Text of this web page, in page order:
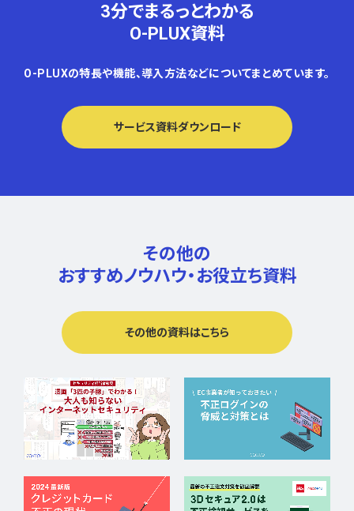
3分でまるっとわかる
O-PLUX資料
O-PLUXの特長や機能、導入方法などについてまとめています。
サービス資料ダウンロード
その他の
おすすめノウハウ・ お役立ち資料
その他の資料はこちら